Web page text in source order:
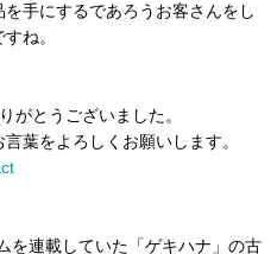
手にするであろうお客さんをし
ね。
がとうございました。
葉をよろしくお願いします。
を連載していた「ゲキハナ」の古